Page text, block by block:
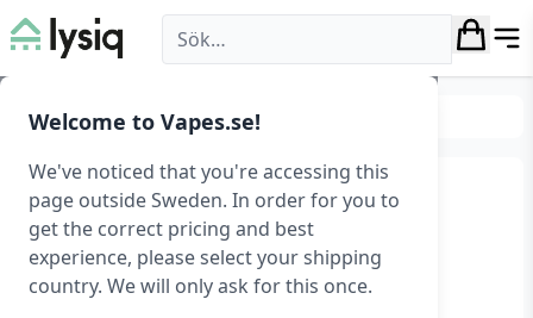
Welcome to Vapes.se!
We've noticed that you're accessing this
page outside Sweden. In order for you to
get the correct pricing and best
experience, please select your shipping
country. We will only ask for this once.
Lysiq
Belysning Hembelysning
Trådlös LED-panel med
rörelsesensor, 400 mm,
svart